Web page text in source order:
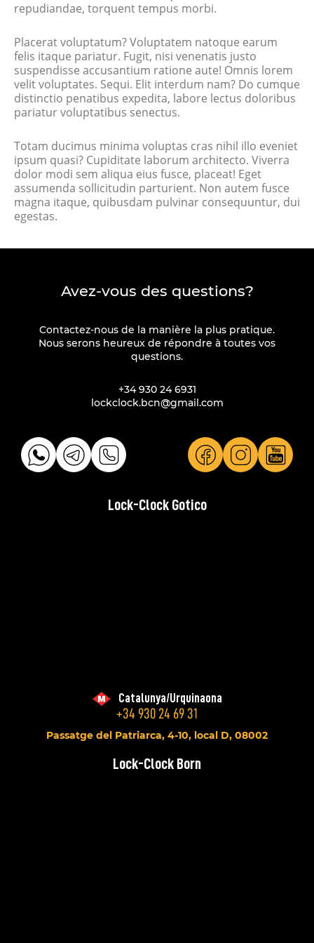
repudiandae, torquent tempus morbi.
Placerat voluptatum? Voluptatem natoque earum
felis itaque pariatur. Fugit, nisi venenatis justo
suspendisse accusantium ratione aute! Omnis lorem
velit voluptates. Sequi. Elit interdum nam? Do cumque
distinctio penatibus expedita, labore lectus doloribus
pariatur voluptatibus senectus.
Totam ducimus minima voluptas cras nihil illo eveniet
ipsum quasi? Cupiditate laborum architecto. Viverra
dolor modi sem aliqua eius fusce, placeat! Eget
assumenda sollicitudin parturient. Non autem fusce
magna itaque, quibusdam pulvinar consequuntur, dui
egestas.
Avez-vous des questions?
Contactez-nous de la manière la plus pratique.
Nous serons heureux de répondre à toutes vos
questions.
+34 930 24 6931
lockclock.bcn@gmail.com
Lock-Clock Gotico
Catalunya/Urquinaona
+34 930 24 69 31
Passatge del Patriarca, 4-10, local D, 08002
Lock-Clock Born